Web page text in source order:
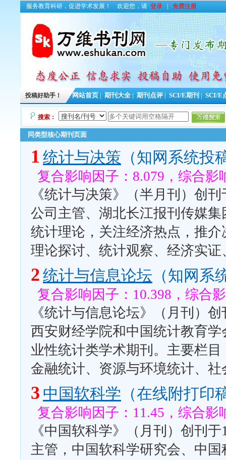
服务教育科研，促进学术发展！ 欢迎您，请 登录 免费注册
投稿好助手！ 网站首页 期刊大全 期刊点评 SCI/E期刊 SCI/E
搜索：
同类型核心期刊页面
1 统计与决策 （知网系统投
复合影响因子：8.079，综合影
《统计与决策》（半月刊）创
公司主管、湖北长江报刊传媒
统计理论，关注经济热点，推
理论探讨、统计观察、经济实
2 统计与信息论坛 （知网系
复合影响因子：10.398，综合
《统计与信息论坛》（月刊）
西安财经学院和中国统计教育
业性统计类学术期刊。主要栏
金融统计、资源与环境统计、
3 中国软科学 （在线附打印
复合影响因子：11.45，综合影
《中国软科学》（月刊）创刊
主管，中国软科学研究会、中